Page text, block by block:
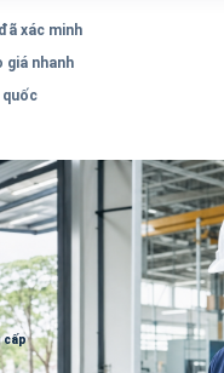
xác minh
giá nhanh
cấp